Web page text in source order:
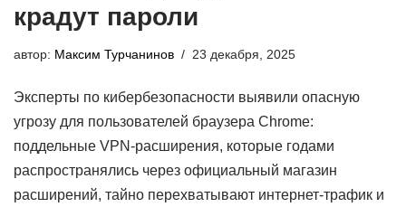
крадут пароли
автор: Максим Турчанинов 23 декабря, 2025
Эксперты по кибербезопасности выявили опасную
угрозу для пользователей браузера Chrome:
поддельные VPN-расширения, которые годами
распространялись через официальный магазин
расширений, тайно перехватывают интернет-трафик и